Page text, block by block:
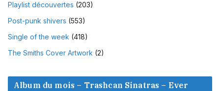
Playlist découvertes (203)
Post-punk shivers (553)
Single of the week (418)
The Smiths Cover Artwork (2)
Album du mois – Trashcan Sinatras – Ever